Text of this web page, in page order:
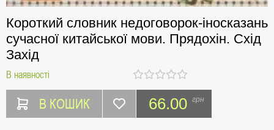
Короткий словник недоговорок-іносказань
сучасної китайської мови. Прядохін. Схід
Захід
В наявності
В КОШИК 66.00 грн